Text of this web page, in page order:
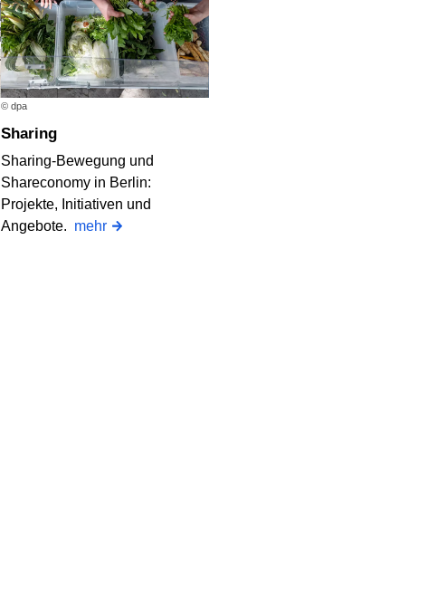
© dpa
Sharing
Sharing-Bewegung und
Shareconomy in Berlin:
Projekte, Initiativen und
Angebote. mehr